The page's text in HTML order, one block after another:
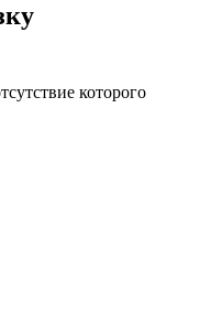
которого